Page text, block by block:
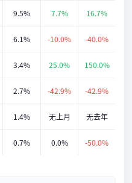
9.5% 7.7% 16.7%
6.1% -10.0% -40.0%
3.4% 25.0% 150.0%
2.7% -42.9% -42.9%
1.4% 无上月 无去年
0.7% 0.0% -50.0%